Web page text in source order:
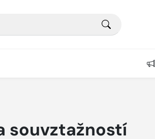
souvztažností